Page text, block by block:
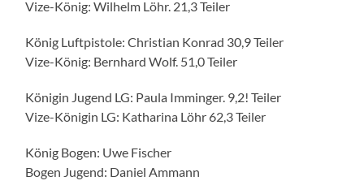
Vize-König: Wilhelm Löhr. 21,3 Teiler
König Luftpistole: Christian Konrad 30,9 Teiler
Vize-König: Bernhard Wolf. 51,0 Teiler
Königin Jugend LG: Paula Imminger. 9,2! Teiler
Vize-Königin LG: Katharina Löhr 62,3 Teiler
König Bogen: Uwe Fischer
Bogen Jugend: Daniel Ammann